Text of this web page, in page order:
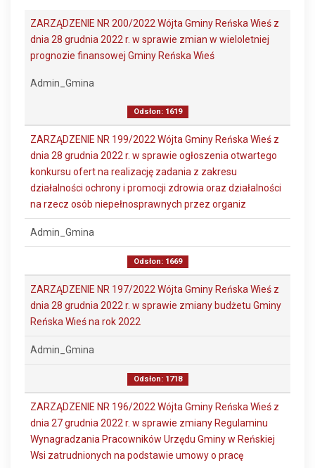
ZARZĄDZENIE NR 200/2022 Wójta Gminy Reńska Wieś z
dnia 28 grudnia 2022 r. w sprawie zmian w wieloletniej
prognozie finansowej Gminy Reńska Wieś
Admin_Gmina
Odsłon: 1619
ZARZĄDZENIE NR 199/2022 Wójta Gminy Reńska Wieś z
dnia 28 grudnia 2022 r. w sprawie ogłoszenia otwartego
konkursu ofert na realizację zadania z zakresu
działalności ochrony i promocji zdrowia oraz działalności
na rzecz osób niepełnosprawnych przez organiz
Admin_Gmina
Odsłon: 1669
ZARZĄDZENIE NR 197/2022 Wójta Gminy Reńska Wieś z
dnia 28 grudnia 2022 r. w sprawie zmiany budżetu Gminy
Reńska Wieś na rok 2022
Admin_Gmina
Odsłon: 1718
ZARZĄDZENIE NR 196/2022 Wójta Gminy Reńska Wieś z
dnia 27 grudnia 2022 r. w sprawie zmiany Regulaminu
Wynagradzania Pracowników Urzędu Gminy w Reńskiej
Wsi zatrudnionych na podstawie umowy o pracę